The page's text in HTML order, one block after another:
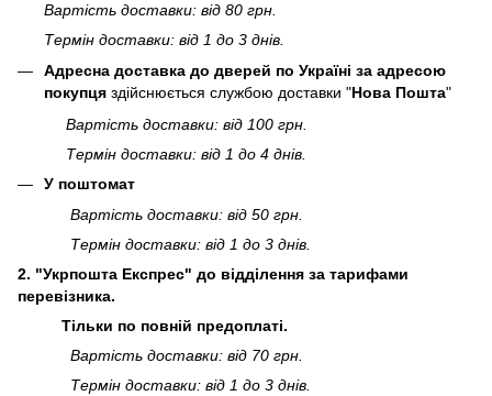
Вартість доставки: від 80 грн.
Термін доставки: від 1 до 3 днів.
Адресна доставка до дверей по Україні за адресою
покупця здійснюється службою доставки "Нова Пошта"
Вартість доставки: від 100 грн.
Термін доставки: від 1 до 4 днів.
У поштомат
Вартість доставки: від 50 грн.
Термін доставки: від 1 до 3 днів.
2. "Укрпошта Експрес" до відділення за тарифами
перевізника.
Тільки по повній предоплаті.
Вартість доставки: від 70 грн.
Термін доставки: від 1 до 3 днів.